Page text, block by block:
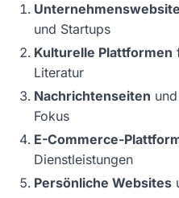
und Startups
Kulturelle Plattformen
Literatur
Nachrichtenseiten
Fokus
E-Commerce-
Dienstleistungen
Persönliche Websites